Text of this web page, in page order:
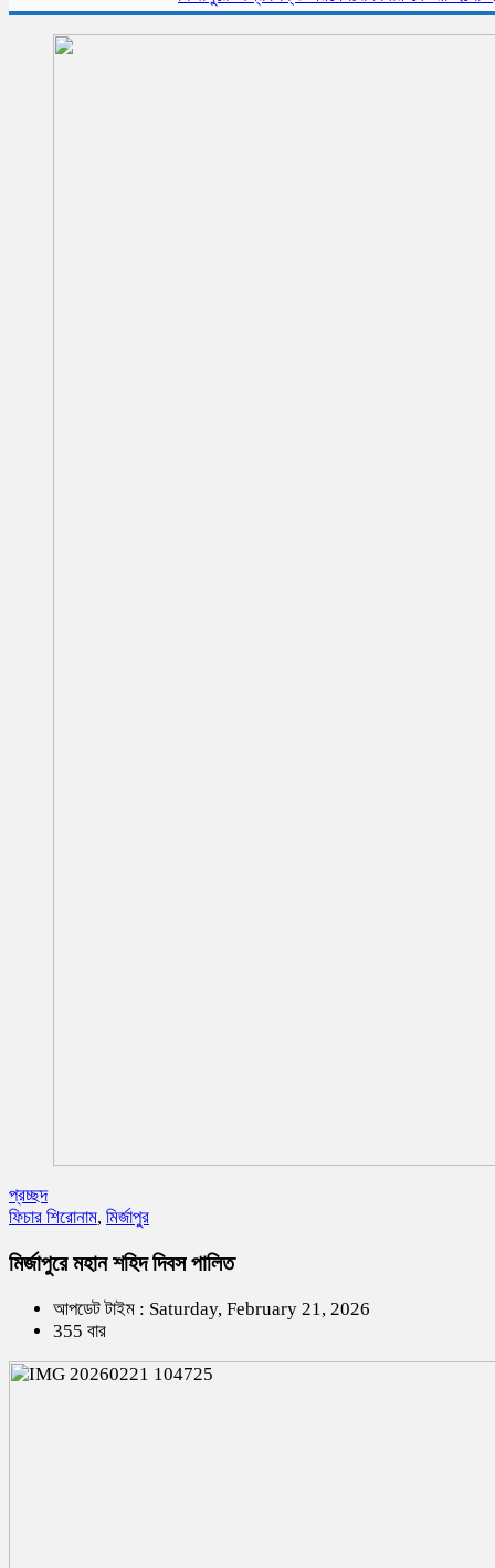
প্রচ্ছদ
ফিচার শিরোনাম, মির্জাপুর
মির্জাপুরে মহান শহিদ দিবস পালিত
আপডেট টাইম : Saturday, February 21, 2026
355 বার